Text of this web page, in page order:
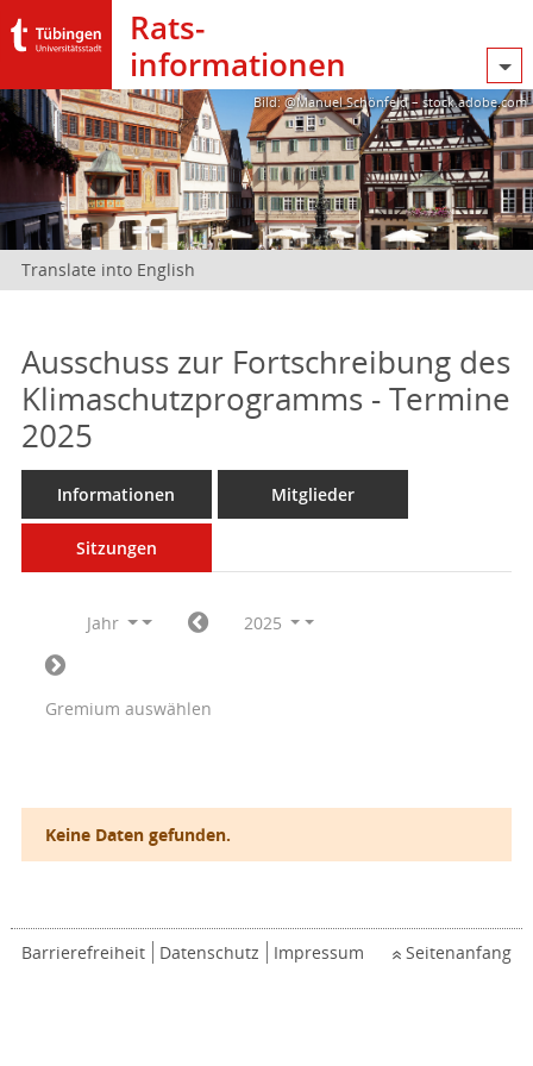
Rats­
informationen
Bild: @Manuel Schönfeld – stock.adobe.com
Translate into English
Ausschuss zur Fortschreibung des
Klimaschutzprogramms - Termine
2025
Informationen Mitglieder
Sitzungen
Jahr 2025
Gremium auswählen
Keine Daten gefunden.
Barrierefreiheit Datenschutz Impressum Seitenanfang